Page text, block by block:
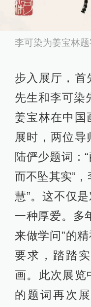
李可染为姜宝林
步入展厅，首
先生和李可染
姜宝林在中国
展时，两位导
陆俨少题词：
而不坠其实”
慧”。这不仅
一种厚爱。多
来做学问”的
要求，踏踏
画。此次展览
的题词再次